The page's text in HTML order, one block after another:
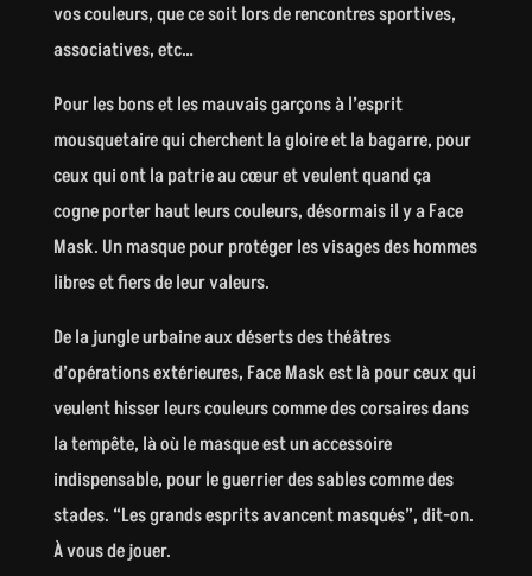
vos couleurs, que ce soit lors de rencontres sportives,
associatives, etc…
Pour les bons et les mauvais garçons à l’esprit
mousquetaire qui cherchent la gloire et la bagarre, pour
ceux qui ont la patrie au cœur et veulent quand ça
cogne porter haut leurs couleurs, désormais il y a Face
Mask. Un masque pour protéger les visages des hommes
libres et fiers de leur valeurs.
De la jungle urbaine aux déserts des théâtres
d’opérations extérieures, Face Mask est là pour ceux qui
veulent hisser leurs couleurs comme des corsaires dans
la tempête, là où le masque est un accessoire
indispensable, pour le guerrier des sables comme des
stades. “Les grands esprits avancent masqués”, dit-on.
À vous de jouer.